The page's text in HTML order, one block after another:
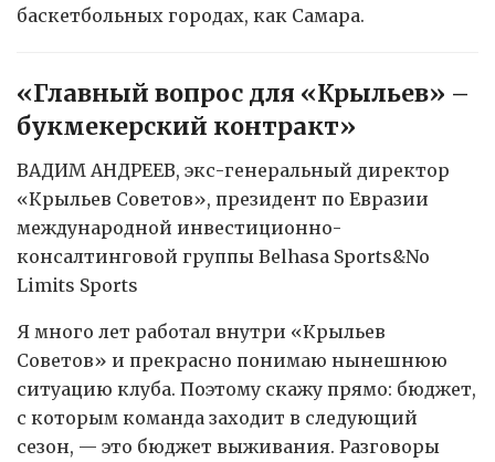
баскетбольных городах, как Самара.
«Главный вопрос для «Крыльев» –
букмекерский контракт»
ВАДИМ АНДРЕЕВ, экс-генеральный директор
«Крыльев Советов», президент по Евразии
международной инвестиционно-
консалтинговой группы Belhasa Sports&No
Limits Sports
Я много лет работал внутри «Крыльев
Советов» и прекрасно понимаю нынешнюю
ситуацию клуба. Поэтому скажу прямо: бюджет,
с которым команда заходит в следующий
сезон, — это бюджет выживания. Разговоры